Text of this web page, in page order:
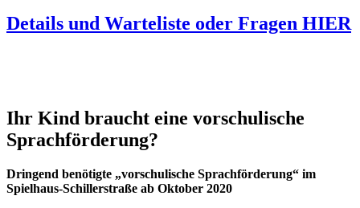
Details und Warteliste oder Fragen HIER
Ihr Kind braucht eine vorschulische
Sprachförderung?
Dringend benötigte „vorschulische Sprachförderung“ im
Spielhaus-Schillerstraße ab Oktober 2020